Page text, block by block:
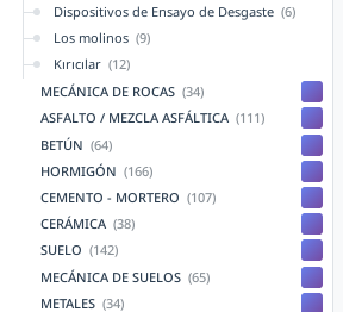
Dispositivos de Ensayo de Desgaste (6)
Los molinos (9)
Kırıcılar (12)
MECÁNICA DE ROCAS (34)
ASFALTO / MEZCLA ASFÁLTICA (111)
BETÚN (64)
HORMIGÓN (166)
CEMENTO - MORTERO (107)
CERÁMICA (38)
SUELO (142)
MECÁNICA DE SUELOS (65)
METALES (34)